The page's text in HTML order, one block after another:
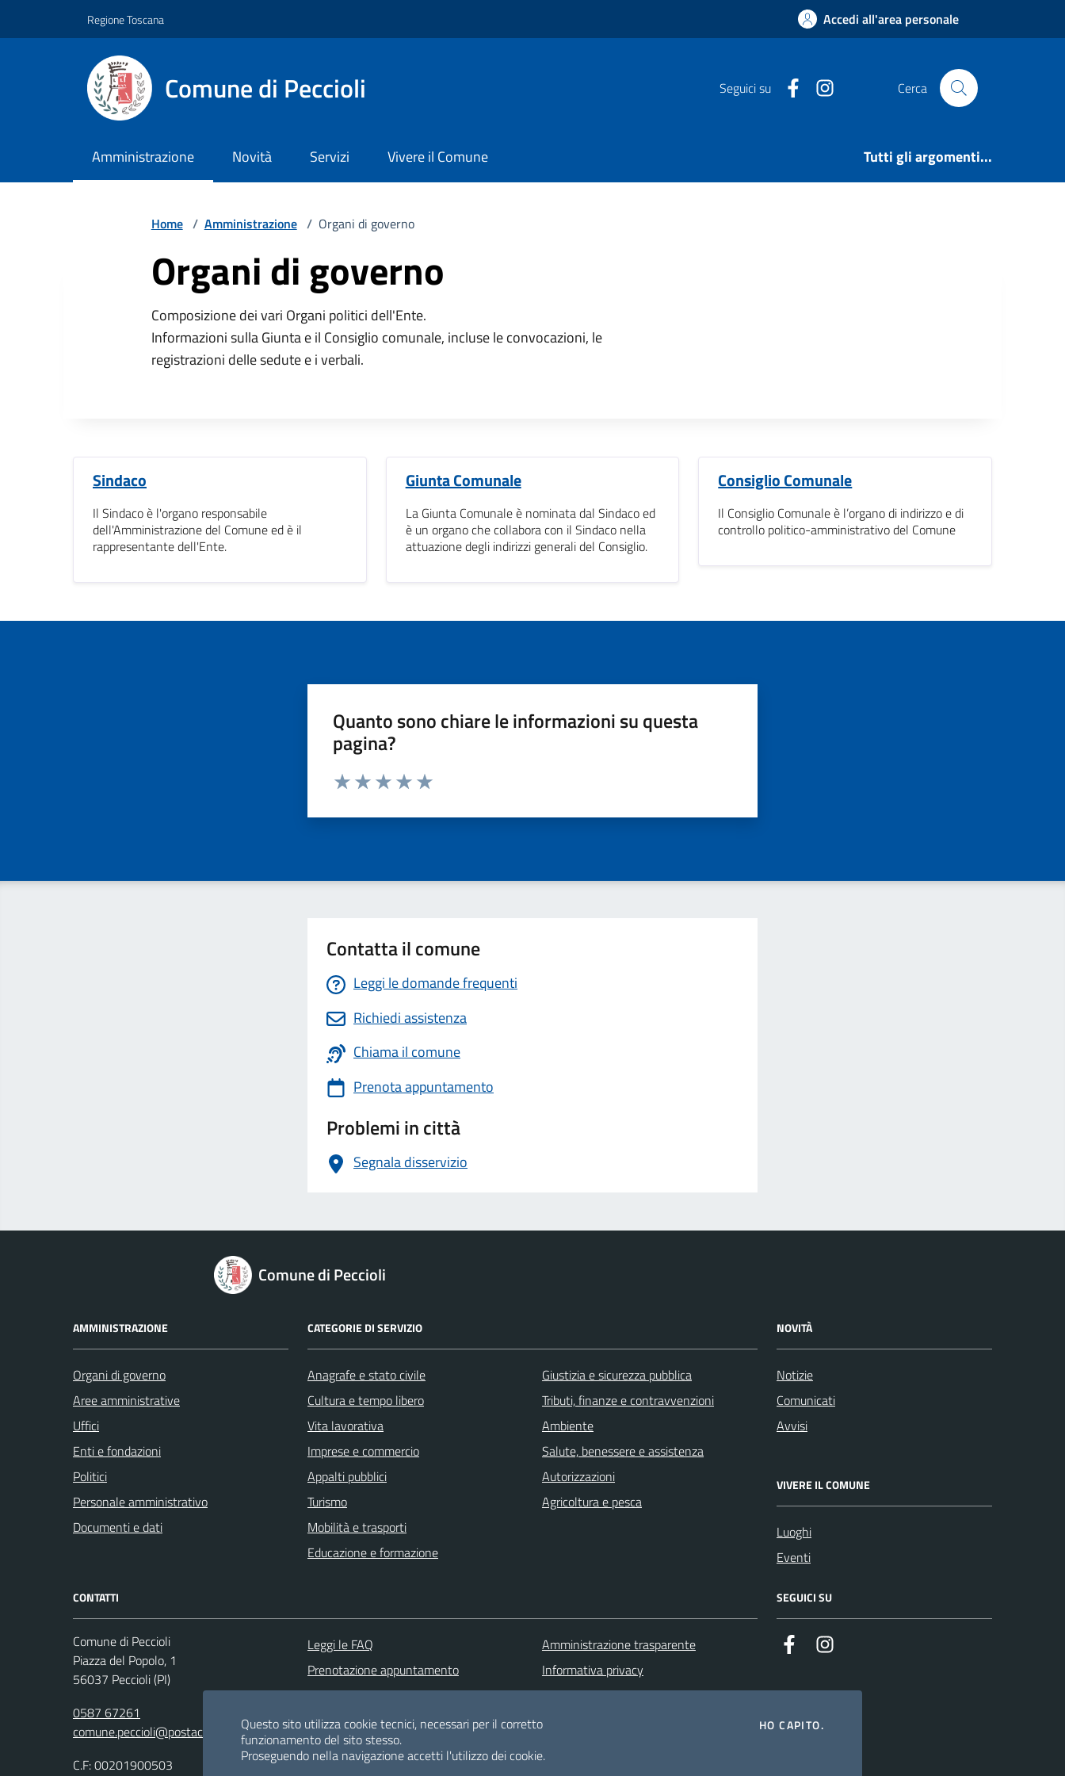
Regione Toscana Accedi all'area personale
Comune di Peccioli Seguici su FacebookInstagram Cerca
Amministrazione Novità Servizi Vivere il Comune Tutti gli argomenti...
Home / Amministrazione / Organi di governo
Organi di governo
Composizione dei vari Organi politici dell'Ente.
Informazioni sulla Giunta e il Consiglio comunale, incluse le convocazioni, le
registrazioni delle sedute e i verbali.
Sindaco
Il Sindaco è l'organo responsabile
dell'Amministrazione del Comune ed è il
rappresentante dell'Ente.
Giunta Comunale
La Giunta Comunale è nominata dal Sindaco ed
è un organo che collabora con il Sindaco nella
attuazione degli indirizzi generali del Consiglio.
Consiglio Comunale
Il Consiglio Comunale è l’organo di indirizzo e di
controllo politico-amministrativo del Comune
Quanto sono chiare le informazioni su questa
pagina?
Valuta da 1 a 5 stelle la pagina
Contatta il comune
Leggi le domande frequenti
Richiedi assistenza
Chiama il comune
Prenota appuntamento
Problemi in città
Segnala disservizio
Comune di Peccioli
AMMINISTRAZIONE
Organi di governo
Aree amministrative
Uffici
Enti e fondazioni
Politici
Personale amministrativo
Documenti e dati
CATEGORIE DI SERVIZIO
Anagrafe e stato civile
Cultura e tempo libero
Vita lavorativa
Imprese e commercio
Appalti pubblici
Turismo
Mobilità e trasporti
Educazione e formazione
Giustizia e sicurezza pubblica
Tributi, finanze e contravvenzioni
Ambiente
Salute, benessere e assistenza
Autorizzazioni
Agricoltura e pesca
NOVITÀ
Notizie
Comunicati
Avvisi
VIVERE IL COMUNE
Luoghi
Eventi
CONTATTI
Comune di Peccioli
Piazza del Popolo, 1
56037 Peccioli (PI)
0587 67261
comune.peccioli@postacert.toscana.it
C.F: 00201900503
Leggi le FAQ
Prenotazione appuntamento
Segnalazione disservizio
Richiesta d'assistenza
Amministrazione trasparente
Informativa privacy
Note legali
Dichiarazione di accessibilità
SEGUICI SU
Facebook
Questo sito utilizza cookie tecnici, necessari per il corretto
funzionamento del sito stesso.
Proseguendo nella navigazione accetti l'utilizzo dei cookie.
HO CAPITO.